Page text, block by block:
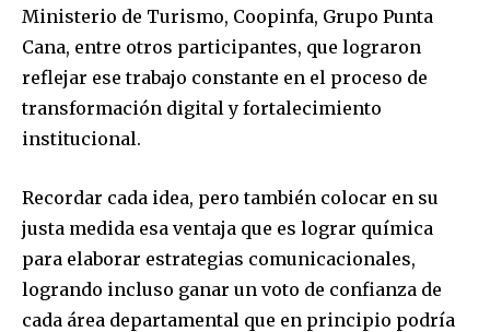
Ministerio de Turismo, Coopinfa, Grupo Punta
Cana, entre otros participantes, que lograron
reflejar ese trabajo constante en el proceso de
transformación digital y fortalecimiento
institucional.
Recordar cada idea, pero también colocar en su
justa medida esa ventaja que es lograr química
para elaborar estrategias comunicacionales,
logrando incluso ganar un voto de confianza de
cada área departamental que en principio podría